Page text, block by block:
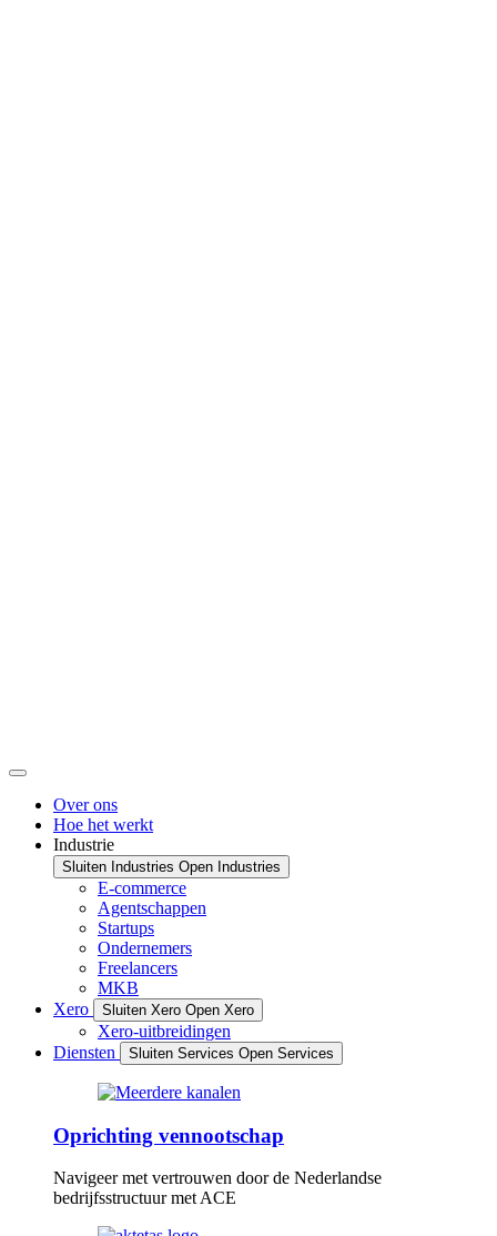
Over ons
Hoe het werkt
Industrie
Sluiten Industries Open Industries
E-commerce
Agentschappen
Startups
Ondernemers
Freelancers
MKB
Xero
Sluiten Xero Open Xero
Xero-uitbreidingen
Diensten
Sluiten Services Open Services
Oprichting vennootschap
Navigeer met vertrouwen door de Nederlandse
bedrijfsstructuur met ACE